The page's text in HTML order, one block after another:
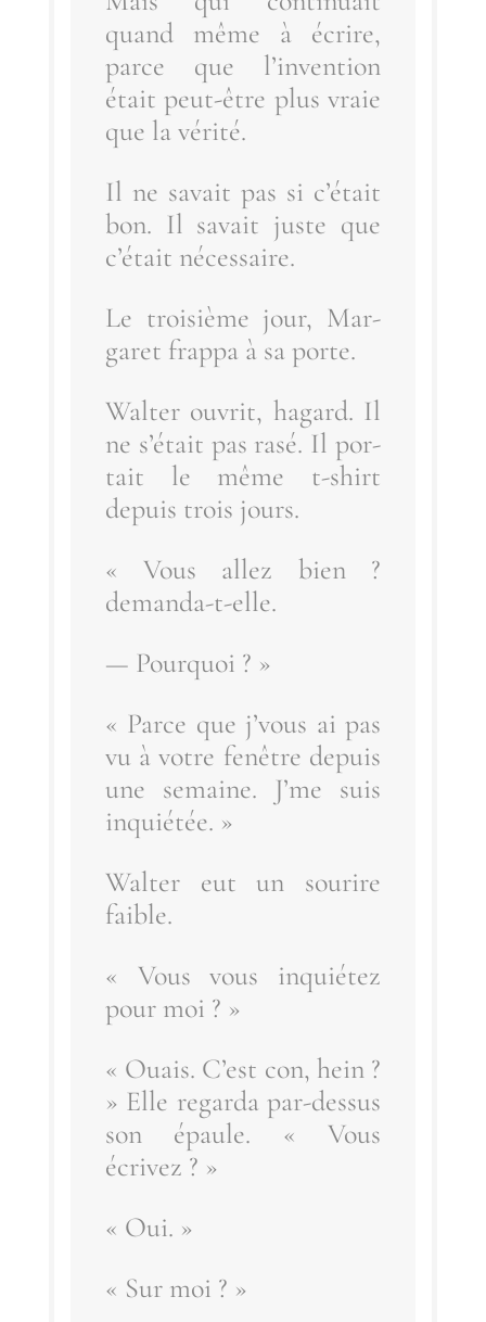
quand même à écrire,
parce que l’in­ven­tion
était peut-être plus vraie
que la vérité.
Il ne savait pas si c’é­tait
bon. Il savait juste que
c’é­tait nécessaire.
Le troi­sième jour, Mar­
ga­ret frap­pa à sa porte.
Wal­ter ouvrit, hagard. Il
ne s’é­tait pas rasé. Il por­
tait le même t‑shirt
depuis trois jours.
« Vous allez bien ?
demanda-t-elle.
— Pour­quoi ? »
« Parce que j’vous ai pas
vu à votre fenêtre depuis
une semaine. J’me suis
inquiétée. »
Wal­ter eut un sou­rire
faible.
« Vous vous inquié­tez
pour moi ? »
« Ouais. C’est con, hein ?
» Elle regar­da par-des­sus
son épaule. « Vous
écrivez ? »
« Oui. »
« Sur moi ? »